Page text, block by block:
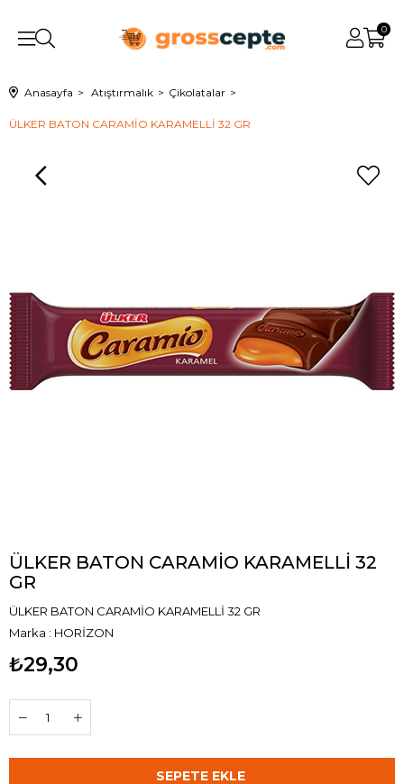
0
Anasayfa Atıştırmalık Çikolatalar
ÜLKER BATON CARAMİO KARAMELLİ 32 GR
ÜLKER BATON CARAMİO KARAMELLİ 32
GR
ÜLKER BATON CARAMİO KARAMELLİ 32 GR
Marka : HORİZON
₺29,30